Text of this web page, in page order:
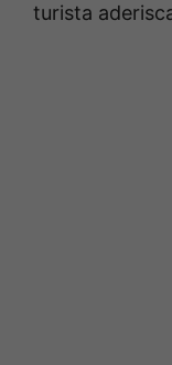
turista